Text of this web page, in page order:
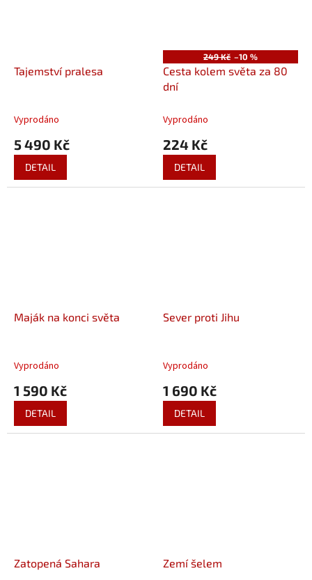
Tajemství pralesa
Vyprodáno
5 490 Kč
DETAIL
249 Kč –10 %
Cesta kolem světa za 80
dní
Vyprodáno
224 Kč
DETAIL
Maják na konci světa
Vyprodáno
1 590 Kč
DETAIL
Sever proti Jihu
Vyprodáno
1 690 Kč
DETAIL
Zatopená Sahara Zemí šelem